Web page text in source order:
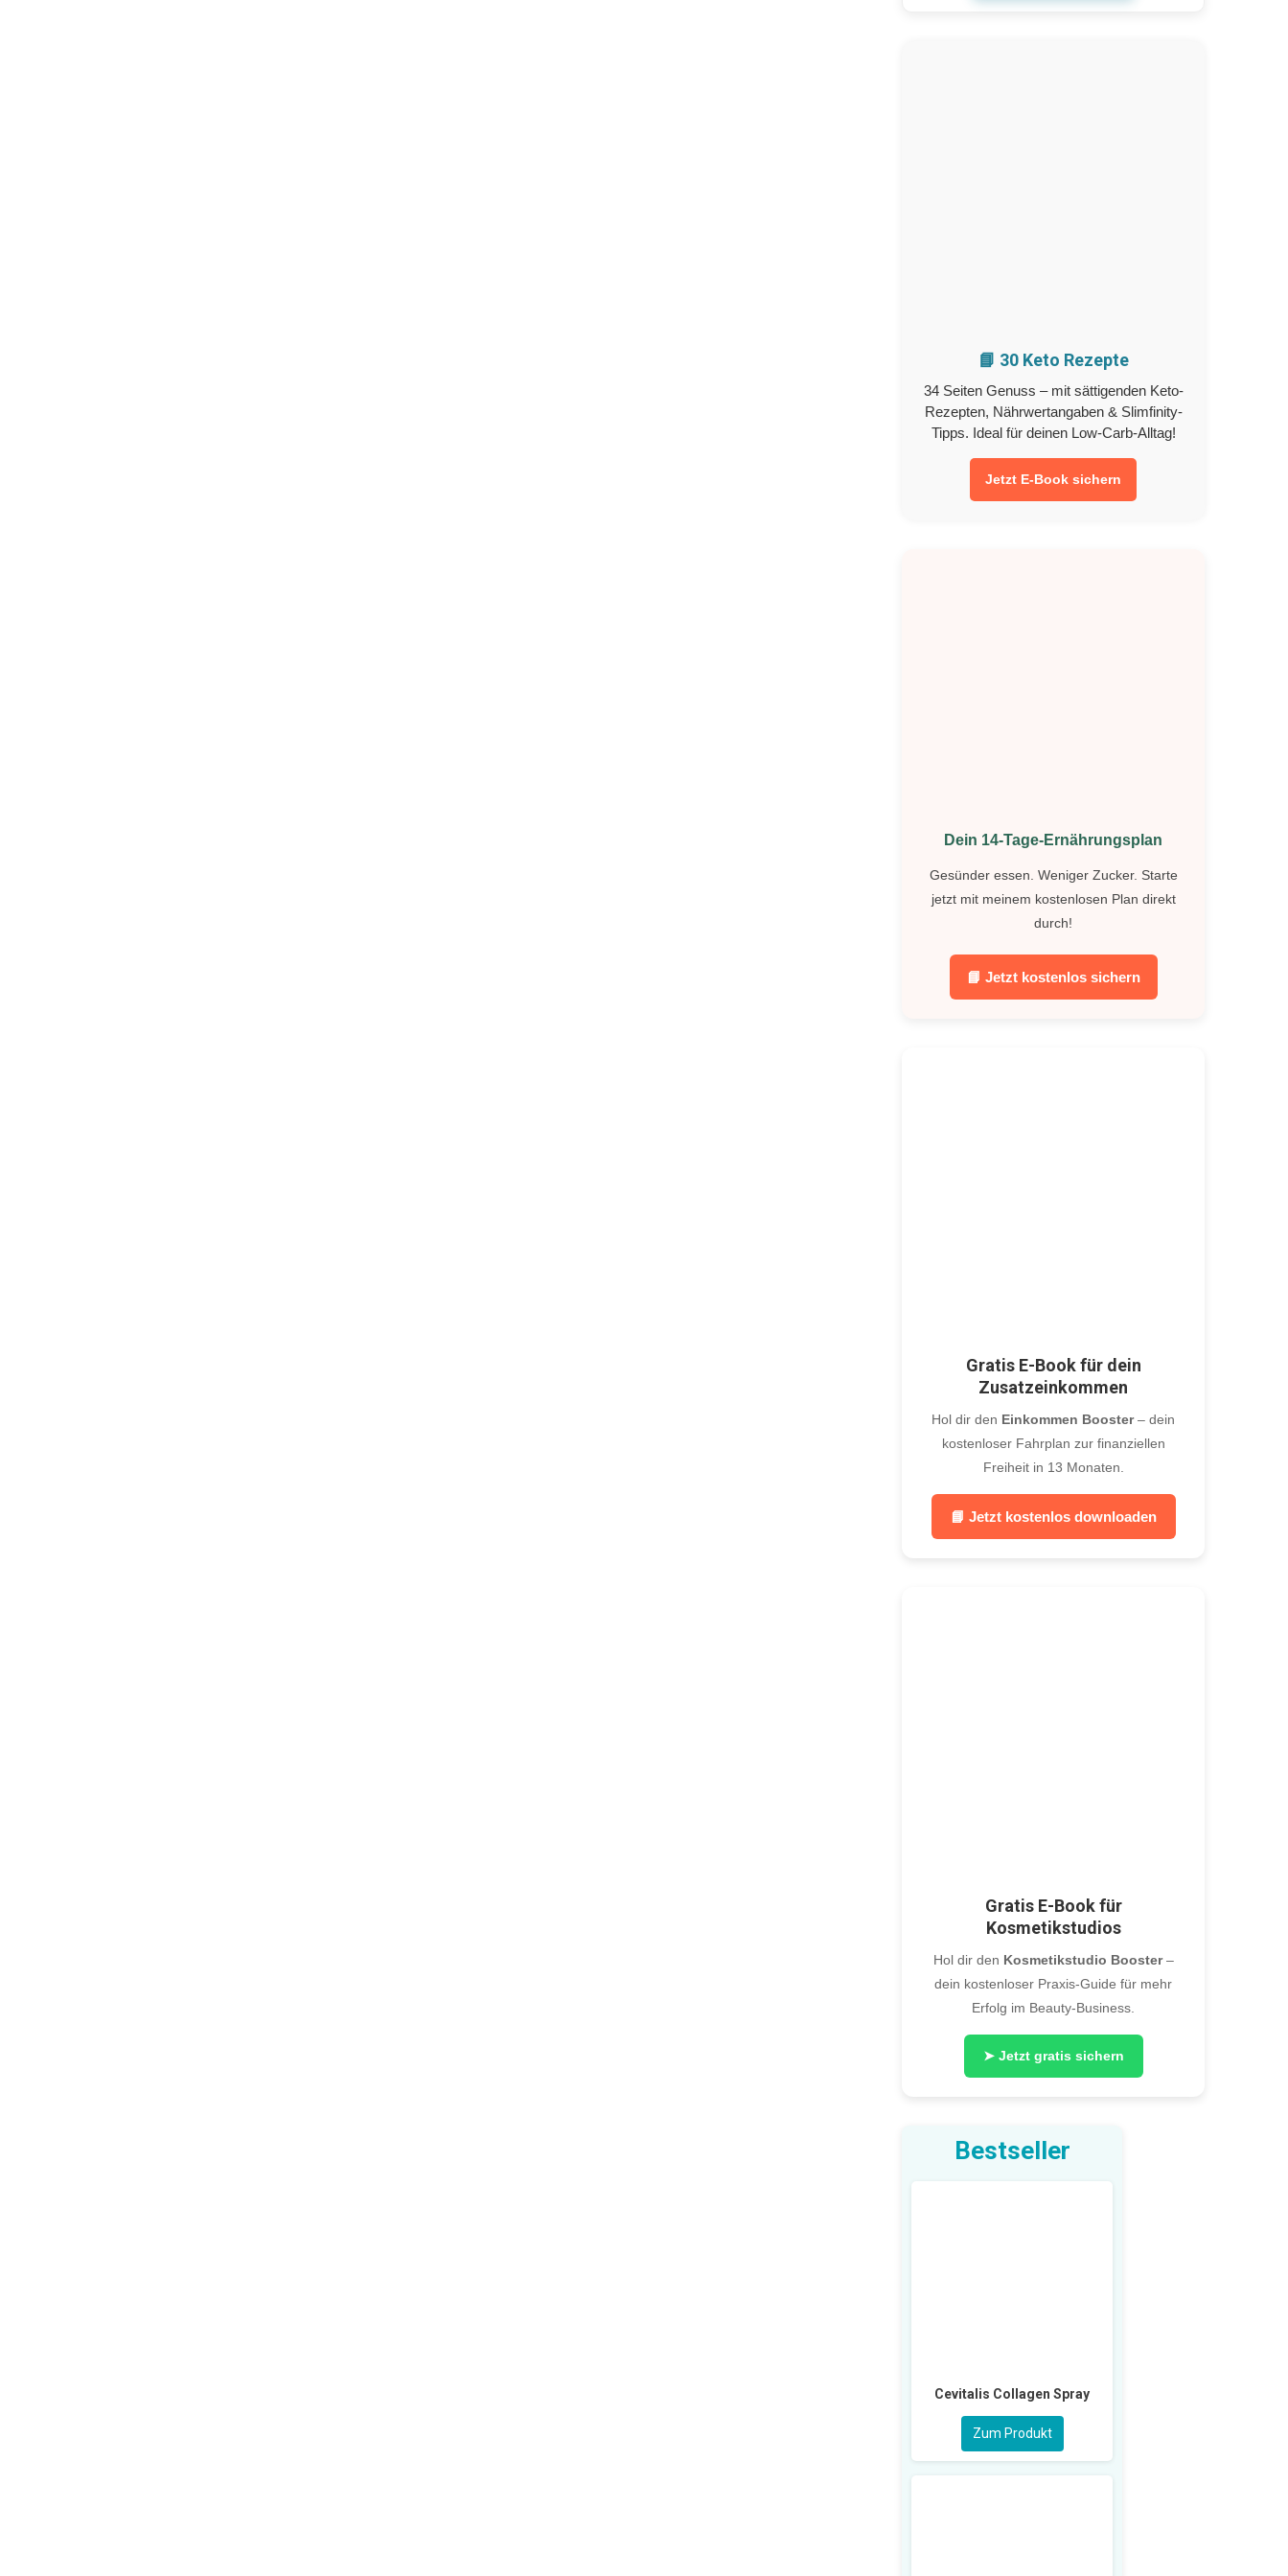
📘 30 Keto Rezepte
34 Seiten Genuss – mit sättigenden Keto-
Rezepten, Nährwertangaben & Slimfinity-
Tipps. Ideal für deinen Low-Carb-Alltag!
Jetzt E-Book sichern
Dein 14-Tage-Ernährungsplan
Gesünder essen. Weniger Zucker. Starte
jetzt mit meinem kostenlosen Plan direkt
durch!
📘 Jetzt kostenlos sichern
Gratis E-Book für dein
Zusatzeinkommen
Hol dir den Einkommen Booster– dein
kostenloser Fahrplan zur finanziellen
Freiheit in 13 Monaten.
📘 Jetzt kostenlos downloaden
Gratis E-Book für
Kosmetikstudios
Hol dir den Kosmetikstudio Booster–
dein kostenloser Praxis-Guide für mehr
Erfolg im Beauty-Business.
➤ Jetzt gratis sichern
Bestseller
Cevitalis Collagen Spray
Zum Produkt